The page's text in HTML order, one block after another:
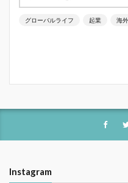
グローバルライフ 起業 海
Instagram